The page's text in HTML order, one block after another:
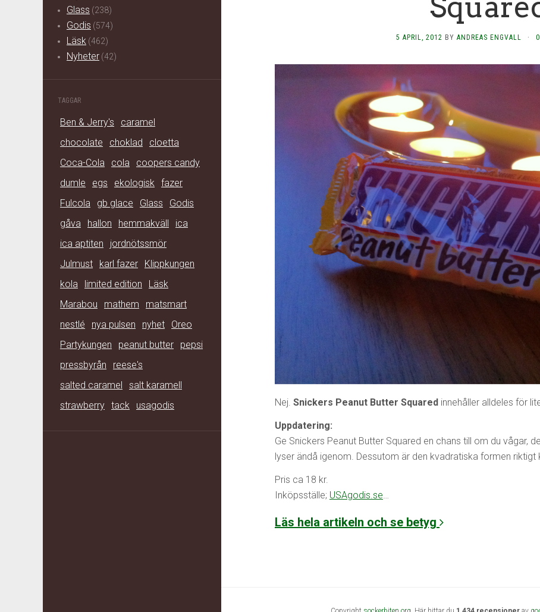
Glass (238)
Godis (574)
Läsk (462)
Nyheter (42)
TAGGAR
Ben & Jerry's
caramel
chocolate
choklad
cloetta
Coca-Cola
cola
coopers candy
dumle
egs ekologisk fazer
Fulcola
gb glace Glass
Godis
gåva
hallon hemmakväll
ica
ica aptiten
jordnötssmör
Julmust
karl fazer
Klippkungen
kola
limited edition
Läsk
Marabou
mathem
matsmart
nestlé
nya pulsen nyhet
Oreo
Partykungen
peanut butter
pepsi
pressbyrån
reese's
salted caramel
salt karamell
strawberry tack usagodis
5 APRIL, 2012 BY ANDREAS ENGVALL ·
Nej. Snickers Peanut Butter Squared innehåller alldeles för
Uppdatering:
Ge Snickers Peanut Butter Squared en chans till om du vågar,
lyser ändå igenom. Dessutom är den kvadratiska formen
Pris ca 18 kr.
Inköpsställe; USAgodis.se…
Läs hela artikeln och se betyg